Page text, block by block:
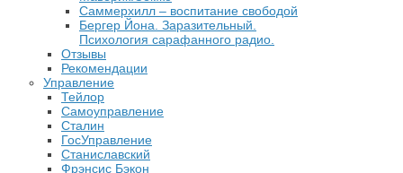
Саммерхилл – воспитание свободой
Бергер Йона. Заразительный.
Психология сарафанного радио.
Отзывы
Рекомендации
Управление
Тейлор
Самоуправление
Сталин
ГосУправление
Станиславский
Фрэнсис Бэкон